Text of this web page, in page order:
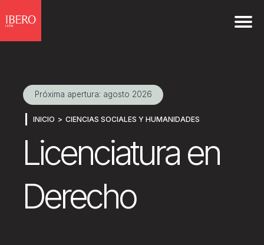
Próxima apertura: agosto 2026
INICIO CIENCIAS SOCIALES Y HUMANIDADES
Licenciatura en
Derecho